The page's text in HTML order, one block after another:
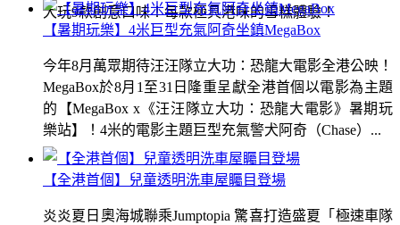
大玩9款創意口味！每款極具港味的雪糕體驗！
【全港首個】兒童透明洗車屋矚目登場
炎炎夏日奧海城聯乘Jumptopia 驚喜打造盛夏「極速車隊
【暑期玩樂】4米巨型充氣阿奇坐鎮MegaBox
今年8月萬眾期待汪汪隊立大功：恐龍大電影全港公映！
MegaBox於8月1至31日隆重呈獻全港首個以電影為主題
的【MegaBox x《汪汪隊立大功：恐龍大電影》暑期玩
樂站】！4米的電影主題巨型充氣警犬阿奇（Chase）...